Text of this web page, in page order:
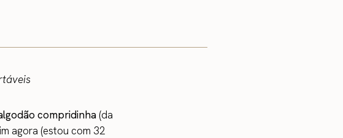
compridinha(da
agora (estou com 32